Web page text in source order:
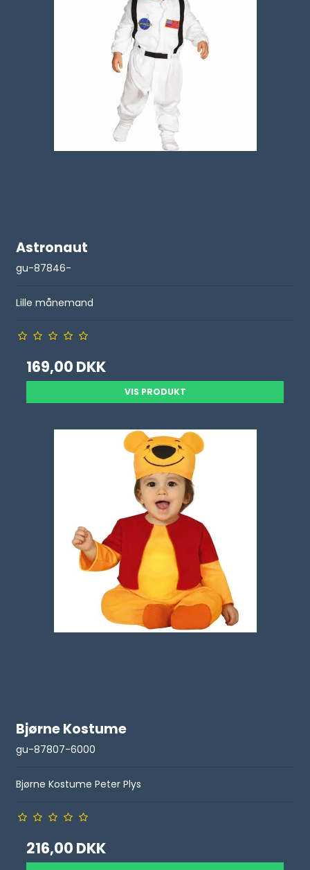
Astronaut
gu-87846-
Lille månemand
169,00 DKK
VIS PRODUKT
Bjørne Kostume
gu-87807-6000
Bjørne Kostume Peter Plys
216,00 DKK